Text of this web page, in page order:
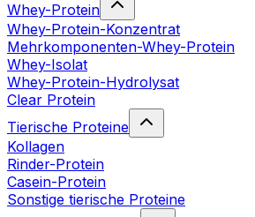
Whey-Protein
Whey-Protein-Konzentrat
Mehrkomponenten-Whey-Protein
Whey-Isolat
Whey-Protein-Hydrolysat
Clear Protein
Tierische Proteine
Kollagen
Rinder-Protein
Casein-Protein
Sonstige tierische Proteine